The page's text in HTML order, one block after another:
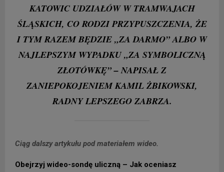
KATOWIC UDZIAŁÓW W TRAMWAJACH
ŚLĄSKICH, CO RODZI PRZYPUSZCZENIA, ŻE
I TYM RAZEM BĘDZIE „ZA DARMO” ALBO W
NAJLEPSZYM WYPADKU „ZA SYMBOLICZNĄ
ZŁOTÓWKĘ” – NAPISAŁ Z
ZANIEPOKOJENIEM KAMIL ŻBIKOWSKI,
RADNY LEPSZEGO ZABRZA.
Ciąg dalszy artykułu pod materiałem wideo.
Obejrzyj wideo-sondę uliczną – Jak oceniasz